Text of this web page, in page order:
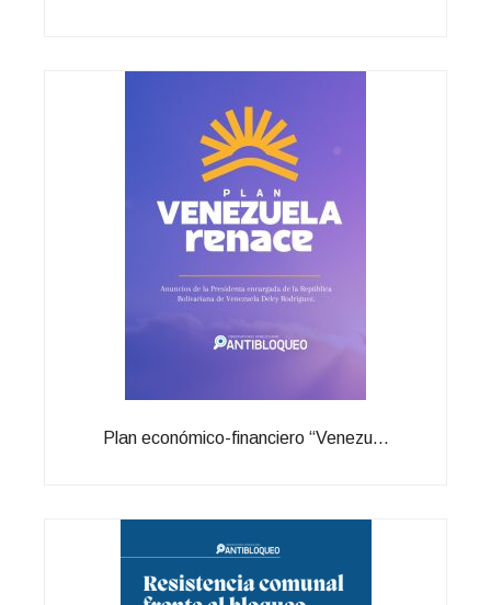
Plan económico-financiero “Venezu...